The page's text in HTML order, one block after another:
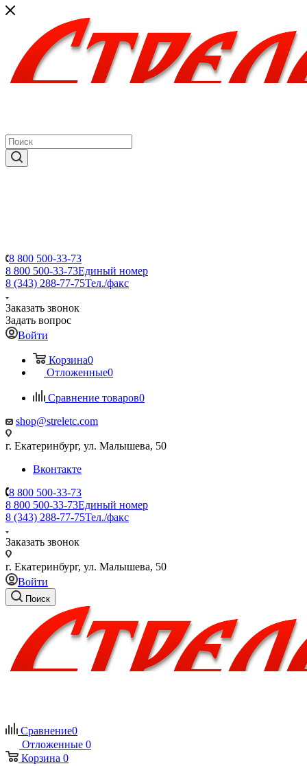
8 800 500-33-73
8 800 500-33-73Единый номер
8 (343) 288-77-75Тел./факс
Заказать звонок
Задать вопрос
Войти
Корзина0
Отложенные0
Сравнение товаров0
shop@streletc.com
г. Екатеринбург, ул. Малышева, 50
Вконтакте
8 800 500-33-73
8 800 500-33-73Единый номер
8 (343) 288-77-75Тел./факс
Заказать звонок
г. Екатеринбург, ул. Малышева, 50
Войти
Поиск
Сравнение0
Отложенные 0
Корзина 0